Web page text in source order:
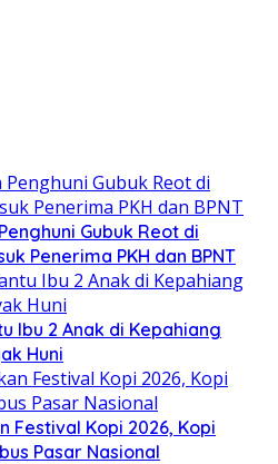
Gubuk Reot di
Penerima PKH dan BPNT
Ibu 2 Anak di Kepahiang
Huni
Festival Kopi 2026, Kopi
Pasar Nasional